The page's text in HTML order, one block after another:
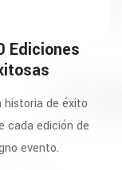
Ediciones
historia de éxito
cada edición de
evento.